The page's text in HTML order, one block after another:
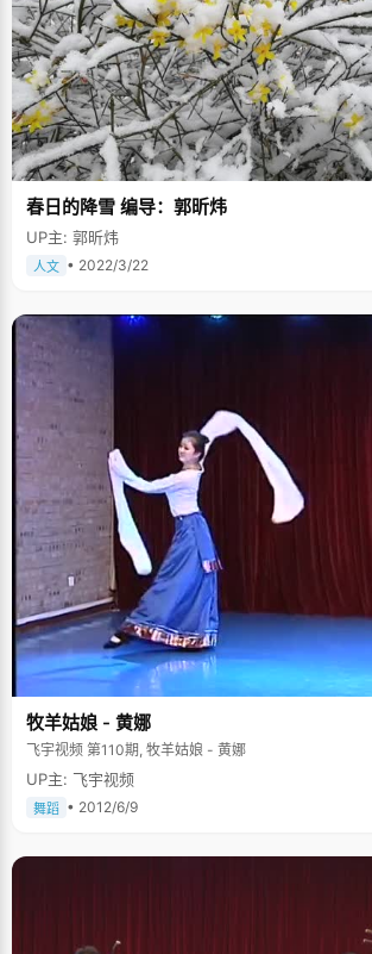
春日的降雪 编导：郭昕炜
UP主: 郭昕炜
人文 • 2022/3/22
牧羊姑娘 - 黄娜
飞宇视频 第110期, 牧羊姑娘 - 黄娜
UP主: 飞宇视频
舞蹈 • 2012/6/9